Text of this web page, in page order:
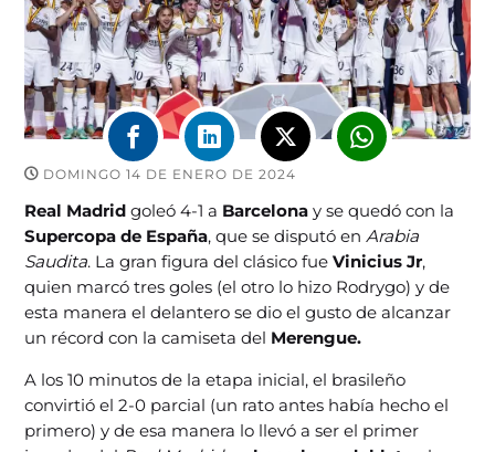
DOMINGO 14 DE ENERO DE 2024
Real Madrid goleó 4-1 a Barcelona y se quedó con la
Supercopa de España, que se disputó en Arabia
Saudita. La gran figura del clásico fue Vinicius Jr,
quien marcó tres goles (el otro lo hizo Rodrygo) y de
esta manera el delantero se dio el gusto de alcanzar
un récord con la camiseta del Merengue.
A los 10 minutos de la etapa inicial, el brasileño
convirtió el 2-0 parcial (un rato antes había hecho el
primero) y de esa manera lo llevó a ser el primer